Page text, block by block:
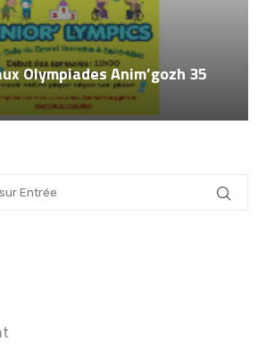
Olympiades Anim’gozh 35